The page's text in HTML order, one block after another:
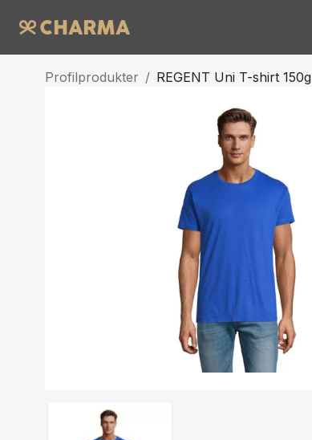
Profilprodukter / REGENT Uni T-shirt 150g